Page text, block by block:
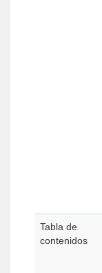
Tabla de
contenidos